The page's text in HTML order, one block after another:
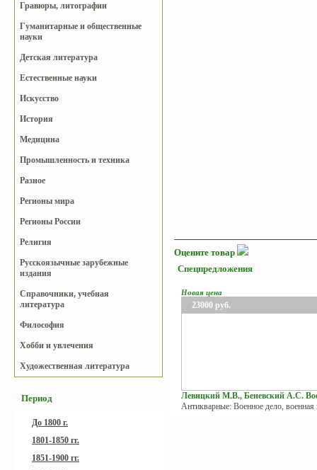
Гравюры, литографии
Гуманитарные и общественные
науки
Детская литература
Естественные науки
Искусство
История
Медицина
Промышленность и техника
Разное
Регионы мира
Регионы России
Религия
Русскоязычные зарубежные
издания
Справочники, учебная
литература
Философия
Хобби и увлечения
Художественная литература
Период
До 1800 г.
1801-1850 гг.
1851-1900 гг.
Оцените товар
Спецпредложения
Новая цена
23000 руб.
Левицкий М.В., Беневский А.С.
Антикварные: Военное дело, военная